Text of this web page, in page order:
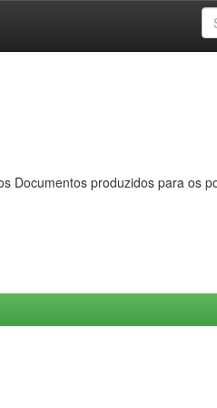
Documentos produzidos para os